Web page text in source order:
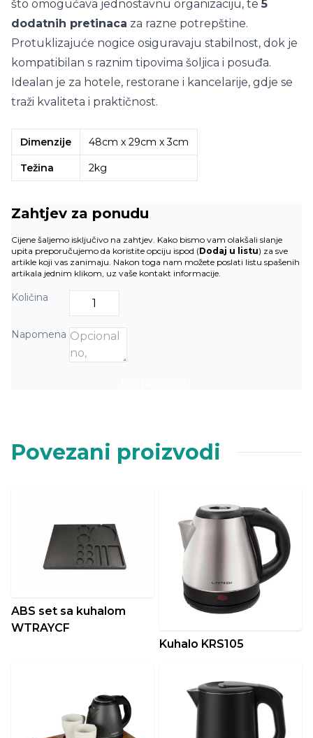
što omogućava jednostavnu organizaciju, te5
dodatnih pretinaca za razne potrepštine.
Protuklizajuće nogice osiguravaju stabilnost, dok je
kompatibilan s raznim tipovima šoljica i posuđa.
Idealan je za hotele, restorane i kancelarije, gdje se
traži kvaliteta i praktičnost.
Dimenzije 48cm x 29cm x 3cm
Težina 2kg
Zahtjev za ponudu
Cijene šaljemo isključivo na zahtjev. Kako bismo vam olakšali slanje
upita preporučujemo da koristite opciju ispod (Dodaj u listu) za sve
artikle koji vas zanimaju. Nakon toga nam možete poslati listu spašenih
artikala jednim klikom, uz vaše kontakt informacije.
Količina
Napomena
Povezani proizvodi
ABS set sa kuhalom
WTRAYCF
Kuhalo KRS105